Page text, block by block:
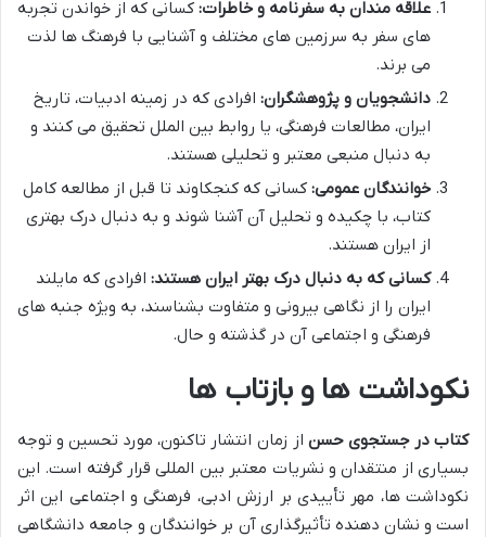
علاقه مندان به سفرنامه و خاطرات: کسانی که از خواندن تجربه
های سفر به سرزمین های مختلف و آشنایی با فرهنگ ها لذت
می برند.
دانشجویان و پژوهشگران: افرادی که در زمینه ادبیات، تاریخ
ایران، مطالعات فرهنگی، یا روابط بین الملل تحقیق می کنند و
به دنبال منبعی معتبر و تحلیلی هستند.
خوانندگان عمومی: کسانی که کنجکاوند تا قبل از مطالعه کامل
کتاب، با چکیده و تحلیل آن آشنا شوند و به دنبال درک بهتری
از ایران هستند.
کسانی که به دنبال درک بهتر ایران هستند: افرادی که مایلند
ایران را از نگاهی بیرونی و متفاوت بشناسند، به ویژه جنبه های
فرهنگی و اجتماعی آن در گذشته و حال.
نکوداشت ها و بازتاب ها
کتاب در جستجوی حسن از زمان انتشار تاکنون، مورد تحسین و توجه
بسیاری از منتقدان و نشریات معتبر بین المللی قرار گرفته است. این
نکوداشت ها، مهر تأییدی بر ارزش ادبی، فرهنگی و اجتماعی این اثر
است و نشان دهنده تأثیرگذاری آن بر خوانندگان و جامعه دانشگاهی